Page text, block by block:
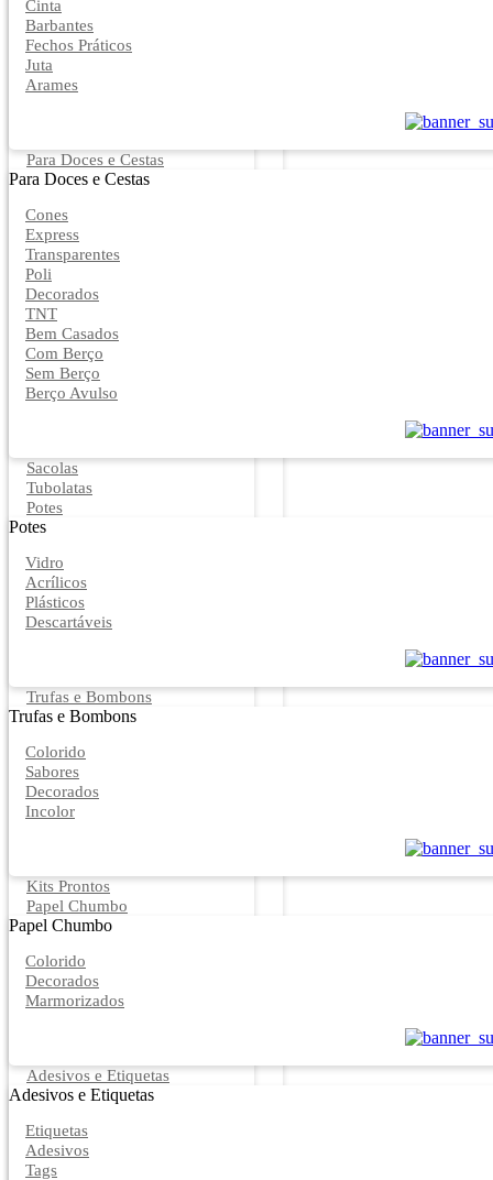
Cinta
Barbantes
Fechos Práticos
Juta
Arames
Para Doces e Cestas
Para Doces e Cestas
Cones
Express
Transparentes
Poli
Decorados
TNT
Bem Casados
Com Berço
Sem Berço
Berço Avulso
Sacolas
Tubolatas
Potes
Potes
Vidro
Acrílicos
Plásticos
Descartáveis
Trufas e Bombons
Trufas e Bombons
Colorido
Sabores
Decorados
Incolor
Kits Prontos
Papel Chumbo
Papel Chumbo
Colorido
Decorados
Marmorizados
Adesivos e Etiquetas
Adesivos e Etiquetas
Etiquetas
Adesivos
Tags